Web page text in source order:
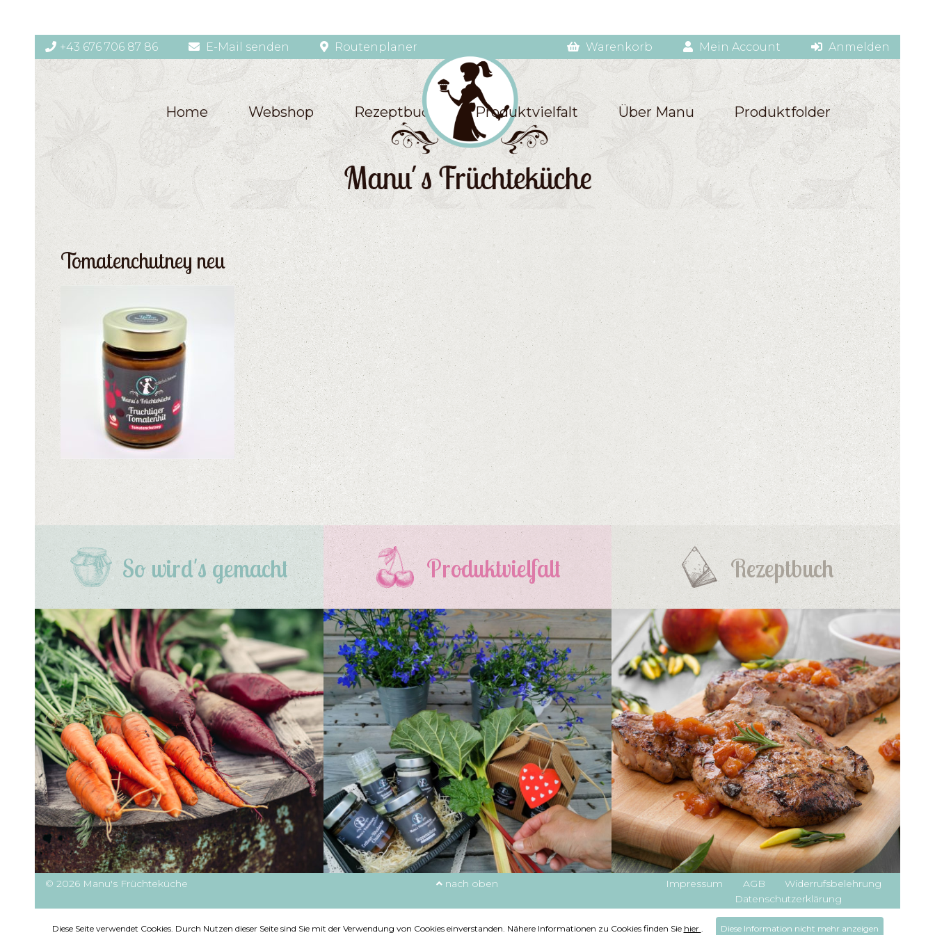
+43 676 706 87 86 E-Mail senden Routenplaner Warenkorb Mein Account Anmelden
Home Webshop Rezeptbuch Produktvielfalt Über Manu Produktfolder
Tomatenchutney neu
So wird's gemacht Produktvielfalt Rezeptbuch
© 2026 Manu's Früchteküche nach oben Impressum AGB
Widerrufsbelehrung
Datenschutzerklärung
Diese Seite verwendet Cookies. Durch Nutzen dieser Seite sind Sie mit der Verwendung von Cookies einverstanden. Nähere Informationen zu Cookies finden Sie hier . Diese Information nicht mehr anzeigen